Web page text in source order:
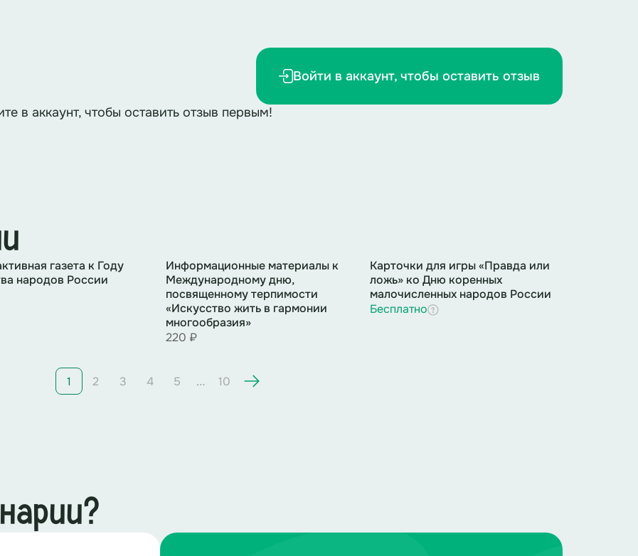
Войти в аккаунт, чтобы оставить отзыв
в аккаунт, чтобы оставить отзыв первым!
газета к Году
народов России
Информационные материалы к
Международному дню,
посвященному терпимости
«Искусство жить в гармонии
многообразия»
220 ₽
Карточки для игры «Правда или
ложь» ко Дню коренных
малочисленных народов России
Бесплатно
1 2 3 4 5 … 10